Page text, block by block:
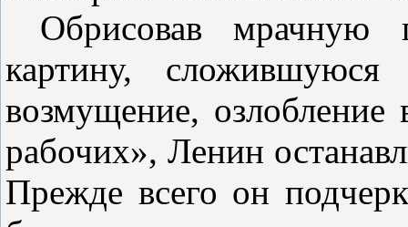
Обрисовав мрачную
картину,
возмущение, озлобление
рабочих», Ленин
Прежде всего он